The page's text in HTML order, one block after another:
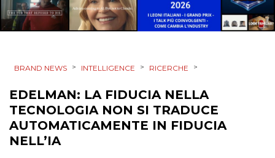
CSR
CINEMA
DIGITALE
BRAND NEWS > INTELLIGENCE > RICERCHE >
EDELMAN: LA FIDUCIA NELLA
TECNOLOGIA NON SI TRADUCE
AUTOMATICAMENTE IN FIDUCIA
NELL’IA